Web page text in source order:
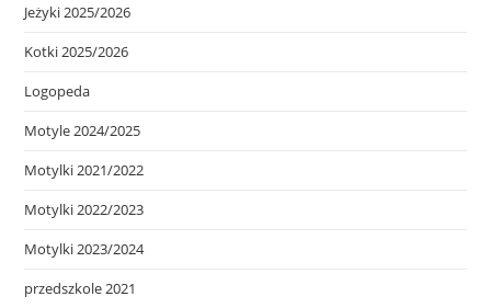
Jeżyki 2025/2026
Kotki 2025/2026
Logopeda
Motyle 2024/2025
Motylki 2021/2022
Motylki 2022/2023
Motylki 2023/2024
przedszkole 2021